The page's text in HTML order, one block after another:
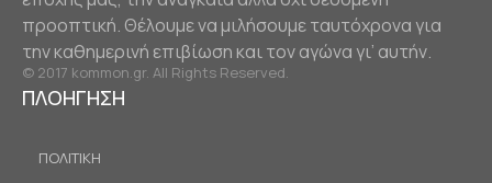
προοπτική. Θέλουμε να μιλήσουμε ταυτόχρονα για
την καθημερινή επιβίωση και τον αγώνα γι’ αυτήν.
© 2017 kommon.gr. All Rights Reserved.
ΠΛΟΗΓΗΣΗ
ΠΟΛΙΤΙΚΗ